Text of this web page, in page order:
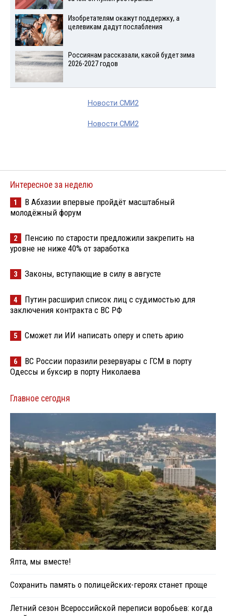
Изобретателям окажут поддержку, а
целевикам дадут послабления
Россиянам рассказали, какой будет зима
2026-2027 годов
Новости СМИ2
Новости СМИ2
Интересное за неделю
1
В Абхазии впервые пройдёт масштабный
молодёжный форум
2
Пенсию по старости предложили закрепить на
уровне не ниже 40% от заработка
3 Законы, вступающие в силу в августе
4
Путин расширил список лиц с судимостью для
заключения контракта с ВС РФ
5 Сможет ли ИИ написать оперу и спеть арию
6
ВС России поразили резервуары с ГСМ в порту
Одессы и буксир в порту Николаева
Главное сегодня
Ялта, мы вместе!
Сохранить память о полицейских-героях станет проще
Летний сезон Всероссийской переписи воробьев: когда